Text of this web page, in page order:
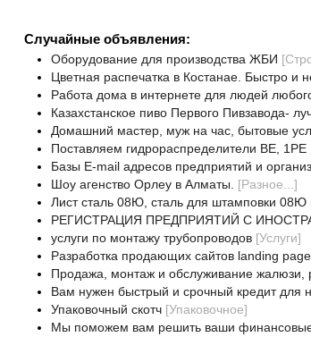
Случайные объявления:
Оборудование для производства ЖБИ [
Цветная распечатка в Костанае. Быстро и
Работа дома в интернете для людей
Казахстанское пиво Первого Пивзавода-
Домашний мастер, муж на час, бытовые
Поставляем гидрораспределители ВЕ, 1РЕ
Базы E-mail адресов предприятий и
Шоу агенство Орлеу в Алматы.
[Разное... ]
Лист сталь 08Ю, сталь для штамповки 08Ю
РЕГИСТРАЦИЯ ПРЕДПРИЯТИЙ С
услуги по монтажу трубопроводов [Услуги]
Разработка продающих сайтов landing
Продажа, монтаж и обслуживание жалюзи,
Вам нужен быстрый и срочный кредит для
Упаковочный скотч [Упаковочное]
Мы поможем вам решить ваши